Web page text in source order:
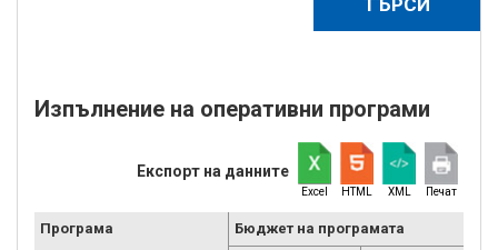
Изпълнение на оперативни програми
Експорт на данните
Excel HTML XML Печат
Програма Бюджет на програмата